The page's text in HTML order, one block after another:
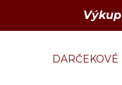
DARČEKOVÉ